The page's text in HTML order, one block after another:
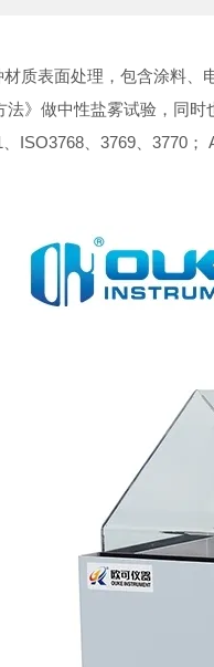
表面处理，包含涂料、
》做中性盐雾试验，同
ISO3768、3769、3770